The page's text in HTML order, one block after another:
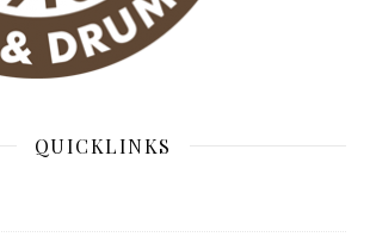
QUICKLINKS